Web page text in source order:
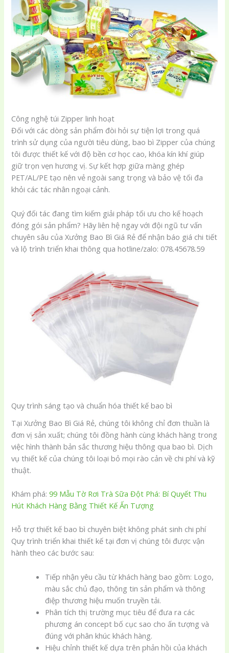
Công nghệ túi Zipper linh hoạt
Đối với các dòng sản phẩm đòi hỏi sự tiện lợi trong quá
trình sử dụng của người tiêu dùng, bao bì Zipper của chúng
tôi được thiết kế với độ bền cơ học cao, khóa kín khí giúp
giữ trọn vẹn hương vị. Sự kết hợp giữa màng ghép
PET/AL/PE tạo nên vẻ ngoài sang trọng và bảo vệ tối đa
khỏi các tác nhân ngoại cảnh.
Quý đối tác đang tìm kiếm giải pháp tối ưu cho kế hoạch
đóng gói sản phẩm? Hãy liên hệ ngay với đội ngũ tư vấn
chuyên sâu của Xưởng Bao Bì Giá Rẻ để nhận báo giá chi tiết
và lộ trình triển khai thông qua hotline/zalo: 078.45678.59
Quy trình sáng tạo và chuẩn hóa thiết kế bao bì
Tại Xưởng Bao Bì Giá Rẻ, chúng tôi không chỉ đơn thuần là
đơn vị sản xuất; chúng tôi đồng hành cùng khách hàng trong
việc hình thành bản sắc thương hiệu thông qua bao bì. Dịch
vụ thiết kế của chúng tôi loại bỏ mọi rào cản về chi phí và kỹ
thuật.
Khám phá:99 Mẫu Tờ Rơi Trà Sữa Đột Phá: Bí Quyết Thu
Hút Khách Hàng Bằng Thiết Kế Ấn Tượng
Hỗ trợ thiết kế bao bì chuyên biệt không phát sinh chi phí
Quy trình triển khai thiết kế tại đơn vị chúng tôi được vận
hành theo các bước sau:
Tiếp nhận yêu cầu từ khách hàng bao gồm: Logo,
màu sắc chủ đạo, thông tin sản phẩm và thông
điệp thương hiệu muốn truyền tải.
Phân tích thị trường mục tiêu để đưa ra các
phương án concept bố cục sao cho ấn tượng và
đúng với phân khúc khách hàng.
Hiệu chỉnh thiết kế dựa trên phản hồi của khách